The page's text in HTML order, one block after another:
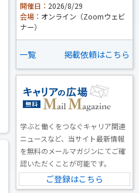
開催日： 2026/8/29
会場： オンライン（Zoomウェビ
ナー）
一覧 掲載依頼はこちら
学ぶと働くをつなぐキャリア関連
ニュースなど、当サイト最新情報
を無料のメールマガジンにてご確
認いただくことが可能です。
ご登録はこちら